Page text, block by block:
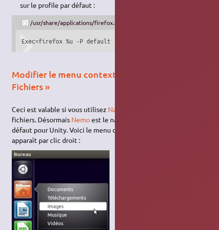
sur le profile par défaut :
/usr/share/applications/firefox.desktop
Exec=firefox %u -P default
Modifier le menu contextuel de l'icône «
Fichiers »
Ceci est valable si vous utilisez Nautilus
fichiers. Désormais Nemoest le navigateur de fichiers par
défaut pour Unity. Voici le menu contextuel par défaut qui
apparaît par clic droit :